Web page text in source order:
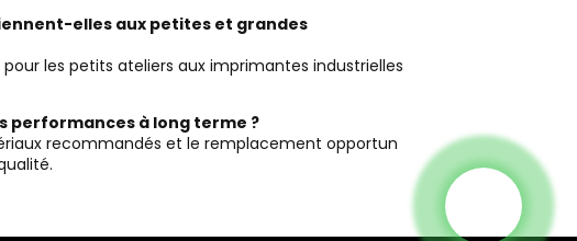
elles aux petites et grandes
les petits ateliers aux imprimantes industrielles
performances à long terme ?
recommandés et le remplacement opportun